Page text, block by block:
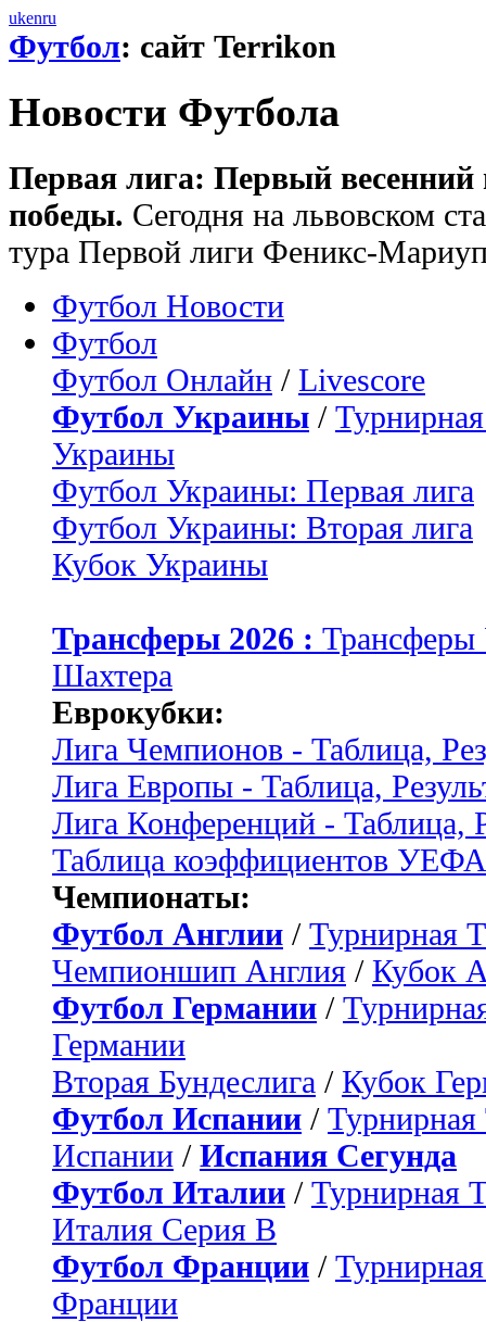
ukenru
Футбол: сайт Terrikon
Новости Футбола
Первая лига: Первый весенний
победы. Сегодня на львовском
тура Первой лиги Феникс-
Футбол Новости
Футбол
Футбол Онлайн / Livescore
Футбол Украины /
Украины
Футбол Украины: Первая лига
Футбол Украины: Вторая лига
Кубок Украины
Трансферы 2026 :
Шахтера
Еврокубки:
Лига Чемпионов - Таблица,
Лига Европы - Таблица,
Лига Конференций - Таблица,
Таблица коэффициентов УЕФА
Чемпионаты:
Футбол Англии / Турнирная
Чемпионшип Англия / Кубок
Футбол Германии /
Германии
Вторая Бундеслига / Кубок
Футбол Испании / Турнирная
Испании / Испания Сегунда
Футбол Италии / Турнирная
Италия Серия B
Футбол Франции /
Франции